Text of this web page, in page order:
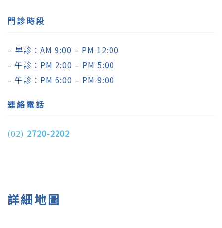
詳細地圖
門診時段
– 早診：AM 9:00 – PM 12:00
– 午診：PM 2:00 – PM 5:00
– 午診：PM 6:00 – PM 9:00
連絡電話
(02) 2720-2202